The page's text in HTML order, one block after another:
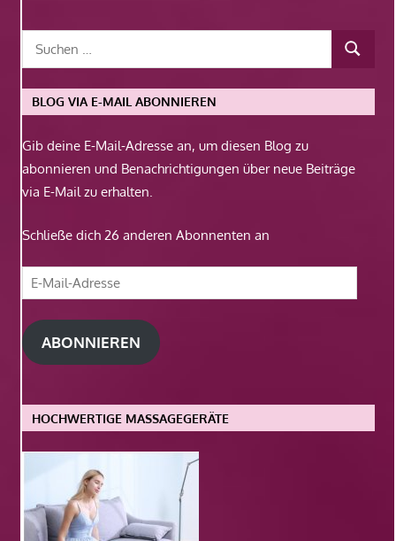
BLOG VIA E-MAIL ABONNIEREN
Gib deine E-Mail-Adresse an, um diesen Blog zu
abonnieren und Benachrichtigungen über neue Beiträge
via E-Mail zu erhalten.
Schließe dich 26 anderen Abonnenten an
E-
Mail-
Adresse
ABONNIEREN
HOCHWERTIGE MASSAGEGERÄTE